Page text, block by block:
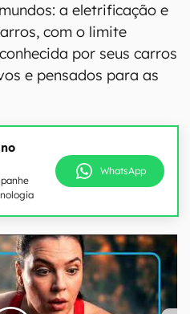
a eletrificação e
com o limite
por seus carros
e pensados para as
WhatsApp